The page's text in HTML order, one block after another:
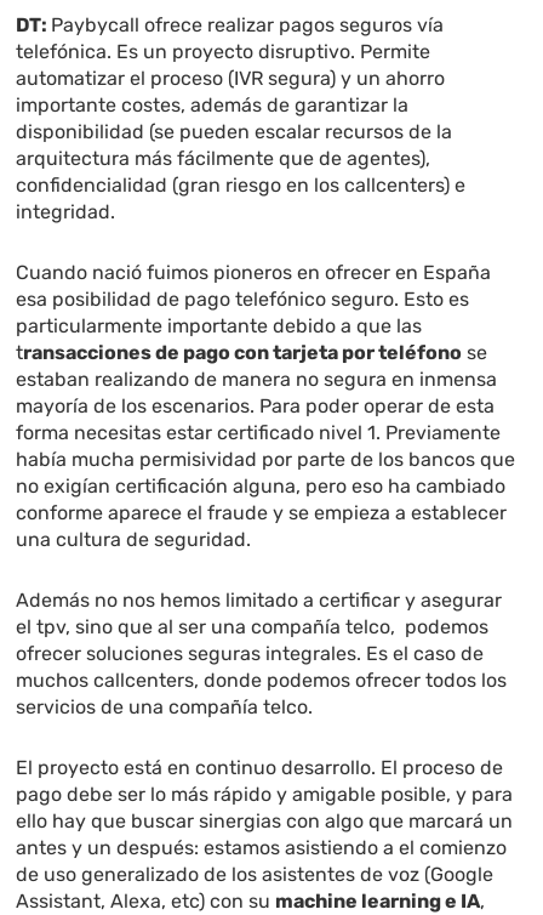
DT: Paybycall ofrece realizar pagos seguros vía
telefónica. Es un proyecto disruptivo. Permite
automatizar el proceso (IVR segura) y un ahorro
importante costes, además de garantizar la
disponibilidad (se pueden escalar recursos de la
arquitectura más fácilmente que de agentes),
confidencialidad (gran riesgo en los callcenters) e
integridad.
Cuando nació fuimos pioneros en ofrecer en España
esa posibilidad de pago telefónico seguro. Esto es
particularmente importante debido a que las
transacciones de pago con tarjeta por teléfono se
estaban realizando de manera no segura en inmensa
mayoría de los escenarios. Para poder operar de esta
forma necesitas estar certificado nivel 1. Previamente
había mucha permisividad por parte de los bancos que
no exigían certificación alguna, pero eso ha cambiado
conforme aparece el fraude y se empieza a establecer
una cultura de seguridad.
Además no nos hemos limitado a certificar y asegurar
el tpv, sino que al ser una compañía telco, podemos
ofrecer soluciones seguras integrales. Es el caso de
muchos callcenters, donde podemos ofrecer todos los
servicios de una compañía telco.
El proyecto está en continuo desarrollo. El proceso de
pago debe ser lo más rápido y amigable posible, y para
ello hay que buscar sinergias con algo que marcará un
antes y un después: estamos asistiendo a el comienzo
de uso generalizado de los asistentes de voz (Google
Assistant, Alexa, etc) con su machine learning e IA,